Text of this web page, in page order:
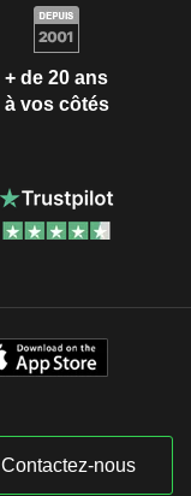
+ de 20 ans
à vos côtés
Contactez-nous